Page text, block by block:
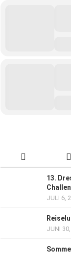
13.
JULI 6,
JUNI